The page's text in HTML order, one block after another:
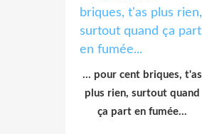
... pour cent briques, t'as
plus rien, surtout quand
ça part en fumée...